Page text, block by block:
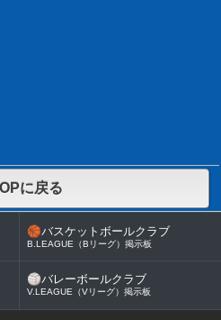
に戻る
🏀バスケットボールクラブ
B.LEAGUE（Bリーグ）掲示板
🏐バレーボールクラブ
V.LEAGUE（Vリーグ）掲示板